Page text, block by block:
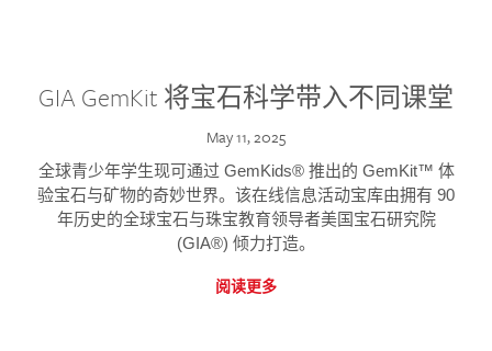
GIA GemKit 将宝石科学带入不同课堂
May 11, 2025
全球青少年学生现可通过 GemKids® 推出的 GemKit™ 体
验宝石与矿物的奇妙世界。该在线信息活动宝库由拥有 90
年历史的全球宝石与珠宝教育领导者美国宝石研究院
(GIA®) 倾力打造。
阅读更多